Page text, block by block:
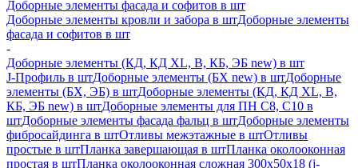
Доборные элементы фасада и софитов в шт
Доборные элементы кровли и забора в штДоборные элементы
фасада и софитов в шт
-
Доборные элементы (КД, КД XL, В, КБ, ЭБ new) в шт
J-Профиль в штДоборные элементы (БХ new) в штДоборные
элементы (БХ, ЭБ) в штДоборные элементы (КД, КД XL, В,
КБ, ЭБ new) в штДоборные элементы для ПН С8, С10 в
штДоборные элементы фасада фальц в штДоборные элементы
фибросайдинга в штОтливы межэтажные в штОтливы
простые в штПланка завершающая в штПланка околооконная
простая в штПланка околооконная сложная 300х50х18 (j-